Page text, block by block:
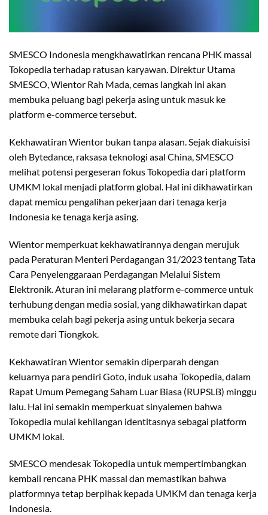
SMESCO Indonesia mengkhawatirkan rencana PHK massal
Tokopedia terhadap ratusan karyawan. Direktur Utama
SMESCO, Wientor Rah Mada, cemas langkah ini akan
membuka peluang bagi pekerja asing untuk masuk ke
platform e-commerce tersebut.
Kekhawatiran Wientor bukan tanpa alasan. Sejak diakuisisi
oleh Bytedance, raksasa teknologi asal China, SMESCO
melihat potensi pergeseran fokus Tokopedia dari platform
UMKM lokal menjadi platform global. Hal ini dikhawatirkan
dapat memicu pengalihan pekerjaan dari tenaga kerja
Indonesia ke tenaga kerja asing.
Wientor memperkuat kekhawatirannya dengan merujuk
pada Peraturan Menteri Perdagangan 31/2023 tentang Tata
Cara Penyelenggaraan Perdagangan Melalui Sistem
Elektronik. Aturan ini melarang platform e-commerce untuk
terhubung dengan media sosial, yang dikhawatirkan dapat
membuka celah bagi pekerja asing untuk bekerja secara
remote dari Tiongkok.
Kekhawatiran Wientor semakin diperparah dengan
keluarnya para pendiri Goto, induk usaha Tokopedia, dalam
Rapat Umum Pemegang Saham Luar Biasa (RUPSLB) minggu
lalu. Hal ini semakin memperkuat sinyalemen bahwa
Tokopedia mulai kehilangan identitasnya sebagai platform
UMKM lokal.
SMESCO mendesak Tokopedia untuk mempertimbangkan
kembali rencana PHK massal dan memastikan bahwa
platformnya tetap berpihak kepada UMKM dan tenaga kerja
Indonesia.